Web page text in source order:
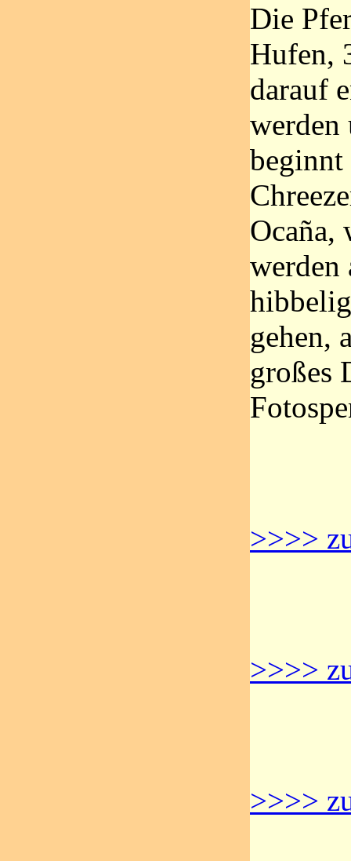
Die
Hufen,
darauf
werden
beginnt
Ocaña,
werden
gehen,
großes
>>>>
>>>>
>>>>